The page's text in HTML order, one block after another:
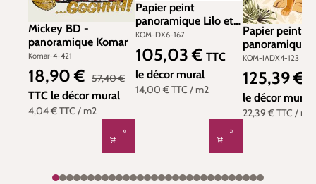
Mickey BD -
panoramique Komar
Komar-4-421
4,04 €TTC / m2
Prix de vente :
18,90 € Prix régulier :
57,40 €
TTC le décor mural
Papier peint
panoramique Lilo et
Stitch Be Kind -
Papier peint Komar
Disney
KOM-DX6-167
14,00 €TTC / m2
Prix régulier :
105,03 € TTC
le décor mural
Papier peint
panoramique
Simba King -
peint Komar
KOM-IADX4-123
22,39 €TTC / m2
Prix régulier :
125,39 €
le décor mural